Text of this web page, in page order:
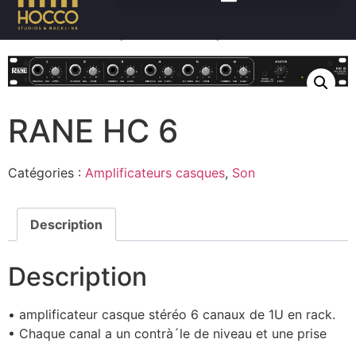
Accueil/Son
RANE HC 6
Catégories : Amplificateurs casques, Son
Description
Description
• amplificateur casque stéréo 6 canaux de 1U en rack.
• Chaque canal a un contrà´le de niveau et une prise